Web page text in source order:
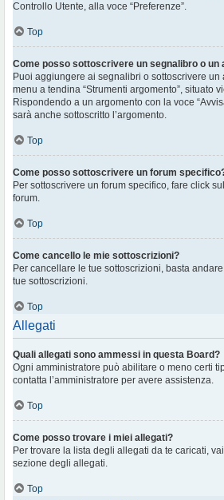
Controllo Utente, alla voce “Preferenze”.
Top
Come posso sottoscrivere un segnalibro o un
Puoi aggiungere ai segnalibri o sottoscrivere
menu a tendina “Strumenti argomento”, situato
Rispondendo a un argomento con la voce
sarà anche sottoscritto l’argomento.
Top
Come posso sottoscrivere un forum
Per sottoscrivere un forum specifico, fare click
forum.
Top
Come cancello le mie sottoscrizioni?
Per cancellare le tue sottoscrizioni, basta
tue sottoscrizioni.
Top
Allegati
Quali allegati sono ammessi in questa Board?
Ogni amministratore può abilitare o meno certi
contatta l’amministratore per avere assistenza.
Top
Come posso trovare i miei allegati?
Per trovare la lista degli allegati da te caricati,
sezione degli allegati.
Top